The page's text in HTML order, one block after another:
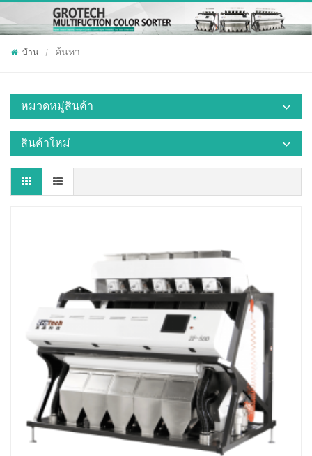
บ้าน / ค้นหา
หมวดหมู่สินค้า
สินค้าใหม่